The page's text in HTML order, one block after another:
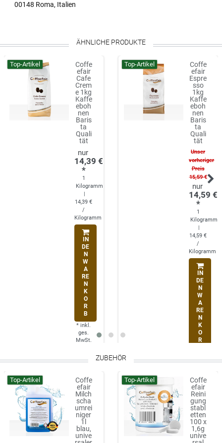
00148 Roma, Italien
ÄHNLICHE PRODUKTE
Top-Artikel
Coffe
efair
Cafe
Crem
e 1kg
Kaffe
eboh
nen
Baris
ta
Quali
tät
14,39 €
*
1
Kilogramm
14,39 €
/
Kilogramm
IN
DE
N
W
A
RE
N
K
O
R
B
* inkl.
ges.
MwSt.
dkoste
Auf Lager
Top-Artikel
Coffe
efair
Espre
sso
1kg
Kaffe
eboh
nen
Baris
ta
Quali
tät
Unser
vorheriger
Preis
15,59 €
14,59 €
*
1
Kilogramm
14,59 €
/
Kilogramm
IN
DE
N
W
A
RE
N
K
O
R
*inkl.
zzgl.
Versan
dkoste
n
Auf Lager
ZUBEHÖR
Top-Artikel
Coffe
efair
Milch
scha
umrei
niger
1l
blau,
unive
Top-Artikel
Coffe
efair
Reini
gung
stabl
etten
100 x
1,6g
unive